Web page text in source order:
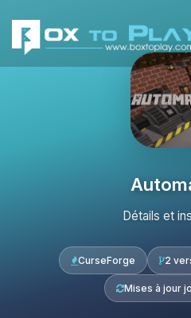
Détails et
CurseForge 2
Mises à jour